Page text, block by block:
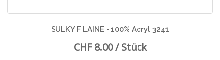
SULKY FILAINE - 100% Acryl 3241
CHF 8.00 / Stück